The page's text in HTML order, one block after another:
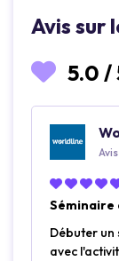
Avis sur
5.0 /
Séminaire
Débuter
avec